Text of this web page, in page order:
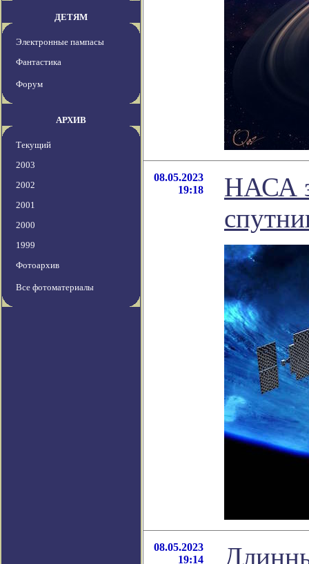
ДЕТЯМ
Электронные пампасы
Фантастика
Форум
АРХИВ
Текущий
2003
2002
2001
2000
1999
Фотоархив
Все фотоматериалы
08.05.2023
19:18
НАСА
08.05.2023
19:14